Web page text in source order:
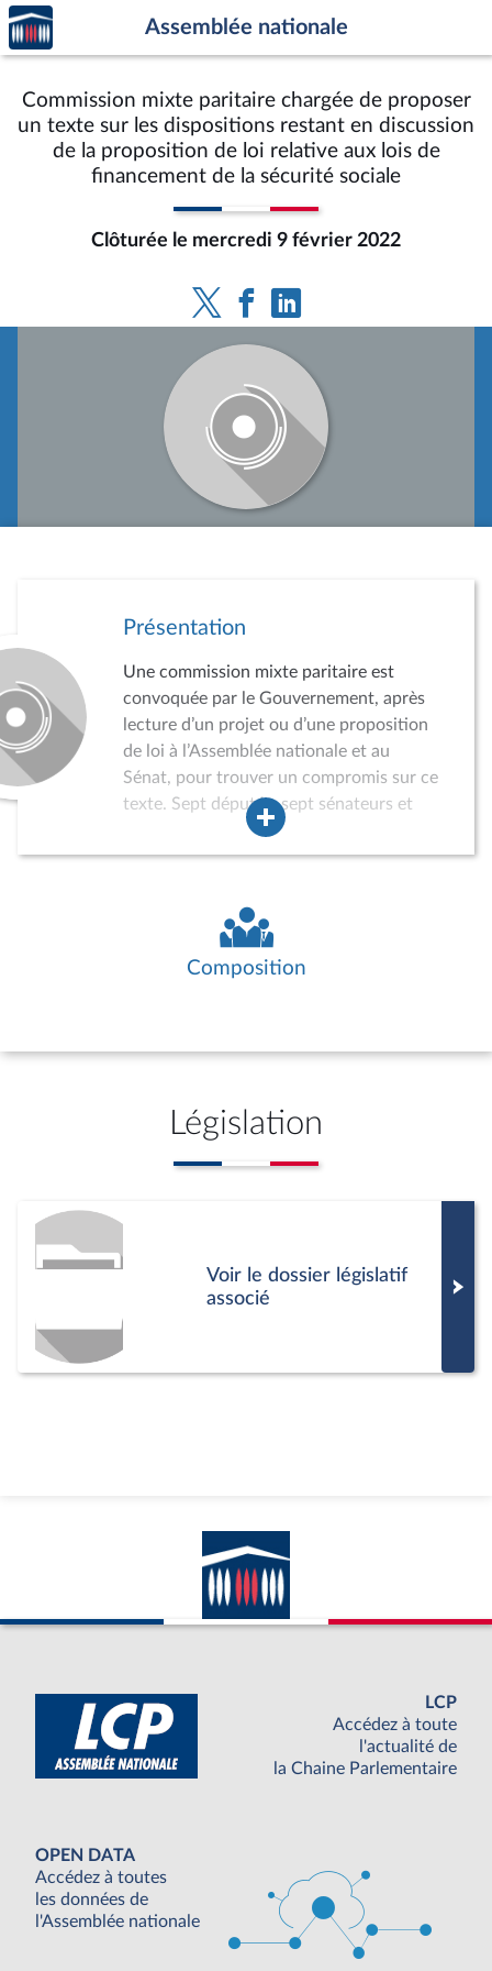
Aller au contenu
Aller en bas de la page
Accèder
à la
page
Assemblée nationale
Commission mixte paritaire chargée de proposer
un texte sur les dispositions restant en discussion
de la proposition de loi relative aux lois de
financement de la sécurité sociale
Clôturée le mercredi 9 février 2022
Présentation
Une commission mixte paritaire est
convoquée par le Gouvernement, après
lecture d’un projet ou d’une proposition
de loi à l’Assemblée nationale et au
Sénat, pour trouver un compromis sur ce
texte. Sept députés, sept sénateurs et
autant de suppléants sont convoqués
par le Gouvernement. En cas d’accord,
Sans accord, le texte peut faire l’objet
d’une nouvelle lecture. En cas de
désaccord persistant, le Gouvernement
Composition
Législation
Voir le dossier législatif
associé
LCP
Accédez à toute
l'actualité de
la Chaine Parlementaire
OPEN DATA
Accédez à toutes
les données de
l'Assemblée nationale